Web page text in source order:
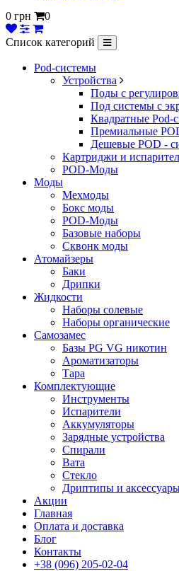
0 грн
0
Список категорий
Pod-системы
Устройства
Поды с
Под системы с
Квадратные Pod-
Премиальные
Дешевые POD -
Картриджи и
POD-Моды
Моды
Мехмоды
Бокс моды
POD-Моды
Базовые наборы
Сквонк моды
Атомайзеры
Баки
Дрипки
Жидкости
Наборы солевые
Наборы органические
Самозамес
Базы PG VG никотин
Ароматизаторы
Тара
Комплектующие
Инструменты
Испарители
Аккумуляторы
Зарядные устройства
Спирали
Вата
Стекло
Дриптипы и
Акции
Главная
Оплата и доставка
Блог
Контакты
+38 (096) 205-02-04